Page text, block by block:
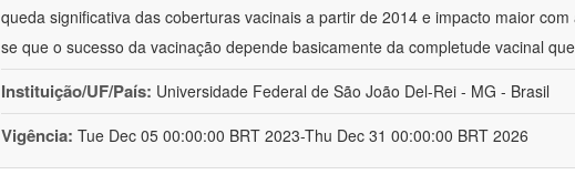
queda significativa das coberturas vacinais a partir de 2014 e impacto maior
se que o sucesso da vacinação depende basicamente da completude vacinal que
Instituição/UF/País: Universidade Federal de São João Del-Rei - MG - Brasil
Vigência: Tue Dec 05 00:00:00 BRT 2023-Thu Dec 31 00:00:00 BRT 2026